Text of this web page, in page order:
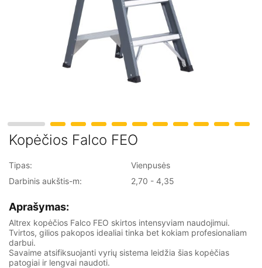
Keltuvai ant automobilio bazės
Kopėčios Falco FEO
Tipas:
Vienpusės
Darbinis aukštis-m:
2,70 - 4,35
Aprašymas:
Altrex kopėčios Falco FEO skirtos intensyviam naudojimui.
Tvirtos, gilios pakopos idealiai tinka bet kokiam profesionaliam
darbui.
Savaime atsifiksuojanti vyrių sistema leidžia šias kopėčias
patogiai ir lengvai naudoti.